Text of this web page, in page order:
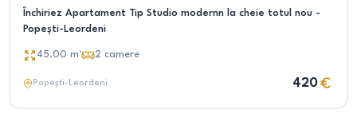
Închiriez Apartament Tip Studio modernn la cheie totul nou -
Popești-Leordeni
45.00 m² 2 camere
Popești-Leordeni 420